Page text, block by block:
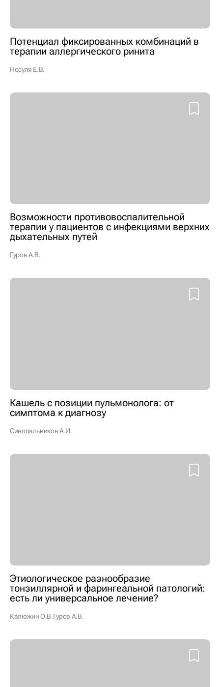
Потенциал фиксированных комбинаций в
терапии аллергического ринита
Носуля Е.В.
Возможности противовоспалительной
терапии у пациентов с инфекциями верхних
дыхательных путей
Гуров А.В.
Кашель с позиции пульмонолога: от
симптома к диагнозу
Синопальников А.И.
Этиологическое разнообразие
тонзиллярной и фарингеальной патологий:
есть ли универсальное лечение?
Калюжин О.В.Гуров А.В.